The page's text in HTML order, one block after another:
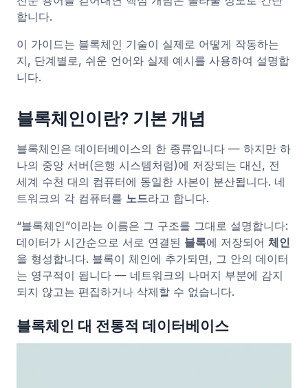
합니다.
이 가이드는 블록체인 기술이 실제로 어떻게 작동하는
지, 단계별로, 쉬운 언어와 실제 예시를 사용하여 설명합
니다.
블록체인이란? 기본 개념
블록체인은 데이터베이스의 한 종류입니다 — 하지만 하
나의 중앙 서버(은행 시스템처럼)에 저장되는 대신, 전
세계 수천 대의 컴퓨터에 동일한 사본이 분산됩니다. 네
트워크의 각 컴퓨터를 노드라고 합니다.
“블록체인”이라는 이름은 그 구조를 그대로 설명합니다:
데이터가 시간순으로 서로 연결된 블록에 저장되어 체인
을 형성합니다. 블록이 체인에 추가되면, 그 안의 데이터
는 영구적이 됩니다 — 네트워크의 나머지 부분에 감지
되지 않고는 편집하거나 삭제할 수 없습니다.
블록체인 대 전통적 데이터베이스